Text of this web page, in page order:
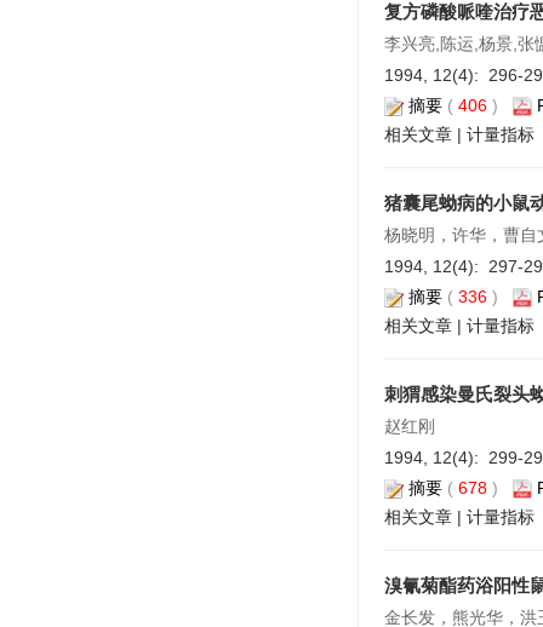
复方磷酸哌喹治疗
李兴亮,陈运,杨景,张
1994, 12(4): 296-
摘要 ( 406 )
相关文章 | 计量指标
猪囊尾蚴病的小鼠
杨晓明，许华，曹自
1994, 12(4): 297-
摘要 ( 336 )
相关文章 | 计量指标
刺猬感染曼氏裂头
赵红刚
1994, 12(4): 299-
摘要 ( 678 )
相关文章 | 计量指标
溴氰菊酯药浴阳性
金长发，熊光华，洪